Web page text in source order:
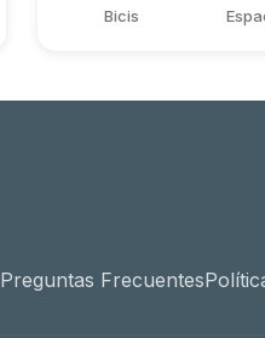
Bicis
Preguntas Frecuentes